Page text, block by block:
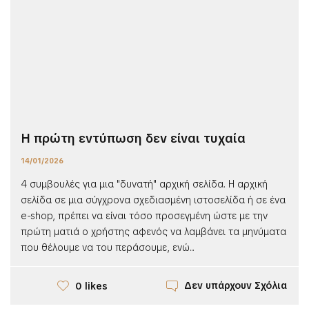
Η πρώτη εντύπωση δεν είναι τυχαία
14/01/2026
4 συμβουλές για μια "δυνατή" αρχική σελίδα. Η αρχική
σελίδα σε μια σύγχρονα σχεδιασμένη ιστοσελίδα ή σε ένα
e-shop, πρέπει να είναι τόσο προσεγμένη ώστε με την
πρώτη ματιά ο χρήστης αφενός να λαμβάνει τα μηνύματα
που θέλουμε να του περάσουμε, ενώ...
0 likes Δεν υπάρχουν Σχόλια